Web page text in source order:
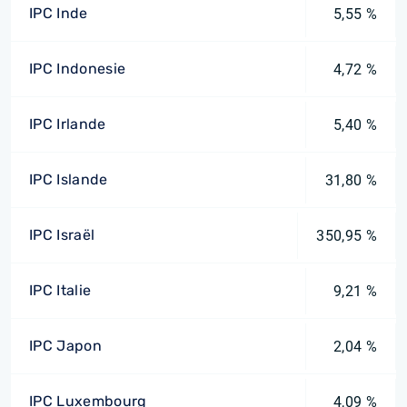
IPC Inde 5,55 %
IPC Indonesie 4,72 %
IPC Irlande 5,40 %
IPC Islande 31,80 %
IPC Israël 350,95 %
IPC Italie 9,21 %
IPC Japon 2,04 %
IPC Luxembourg 4,09 %